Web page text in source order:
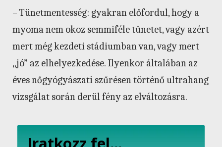
– Tünetmentesség: gyakran előfordul, hogy a
myoma nem okoz semmiféle tünetet, vagy azért
mert még kezdeti stádiumban van, vagy mert
„jó” az elhelyezkedése. Ilyenkor általában az
éves nőgyógyászati szűrésen történő ultrahang
vizsgálat során derül fény az elváltozásra.